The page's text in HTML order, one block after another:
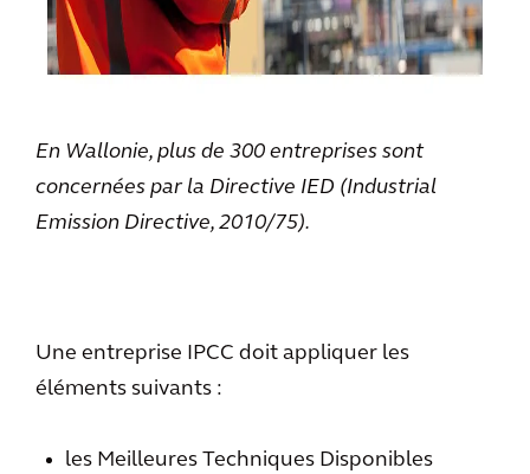
En Wallonie, plus de 300 entreprises sont
concernées par la Directive IED (Industrial
Emission Directive, 2010/75).
Une entreprise IPCC doit appliquer les
éléments suivants :
les Meilleures Techniques Disponibles